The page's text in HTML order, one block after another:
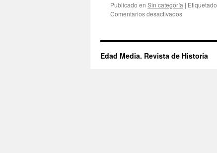
Publicado en Sin categoría | Etiquetado
Comentarios desactivadosen
REVISTA
HISTORIA
Edad Media. Revista de Historia